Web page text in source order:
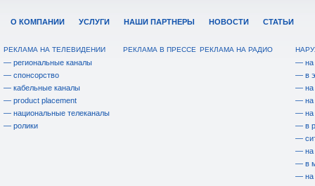
О КОМПАНИИ УСЛУГИ НАШИ ПАРТНЕРЫ НОВОСТИ СТАТЬИ
РЕКЛАМА НА ТЕЛЕВИДЕНИИ
— региональные каналы
— спонсорство
— кабельные каналы
— product placement
— национальные телеканалы
— ролики
РЕКЛАМА В ПРЕССЕ РЕКЛАМА НА РАДИО
— на
— в
— на
— на
— на
— в
—
— на
— в
— на